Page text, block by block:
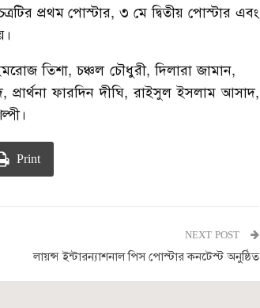
প্রথম পোস্টার, ৩ মে দ্বিতীয় পোস্টার এবং
তিশা, চঞ্চল চৌধুরী, দিলারা জামান,
ফারদিন দীঘি, রাইসুল ইসলাম আসাদ,
Print
NEXT POST
লায়ন্স ইন্টারন্যাশনাল পিস পোস্টার কনটেস্ট অনুষ্ঠিত